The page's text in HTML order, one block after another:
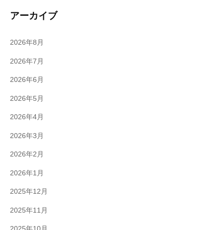
アーカイブ
2026年8月
2026年7月
2026年6月
2026年5月
2026年4月
2026年3月
2026年2月
2026年1月
2025年12月
2025年11月